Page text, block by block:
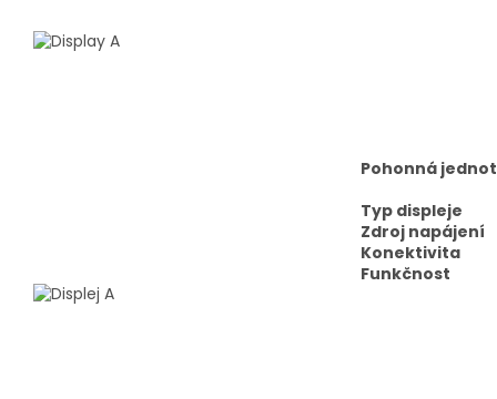
Pohonná
Typ displeje
Zdroj napájení
Konektivita
Funkčnost